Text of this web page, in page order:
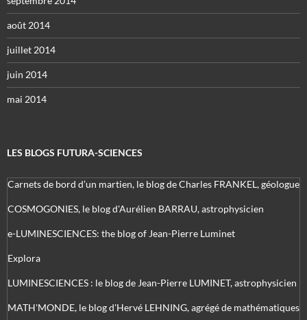
août 2014
juillet 2014
juin 2014
mai 2014
LES BLOGS FUTURA-SCIENCES
Carnets de bord d’un martien, le blog de Charles FRANKEL, géologue
COSMOGONIES, le blog d'Aurélien BARRAU, astrophysicien
e-LUMINESCIENCES: the blog of Jean-Pierre Luminet
Explora
LUMINESCIENCES : le blog de Jean-Pierre LUMINET, astrophysicien
MATH'MONDE, le blog d'Hervé LEHNING, agrégé de mathématiques